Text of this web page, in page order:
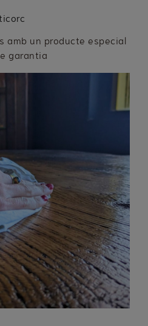
amb un producte especial
garantia